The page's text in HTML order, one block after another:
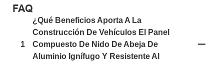
FAQ
1
¿Qué Beneficios Aporta A La
Construcción De Vehículos El Panel
Compuesto De Nido De Abeja De
Aluminio Ignífugo Y Resistente Al